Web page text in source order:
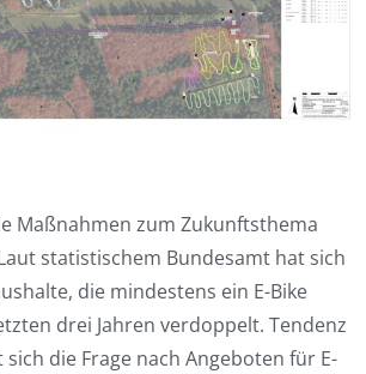
Maßnahmen zum Zukunftsthema
statistischem Bundesamt hat sich
die mindestens ein E-Bike
drei Jahren verdoppelt. Tendenz
die Frage nach Angeboten für E-